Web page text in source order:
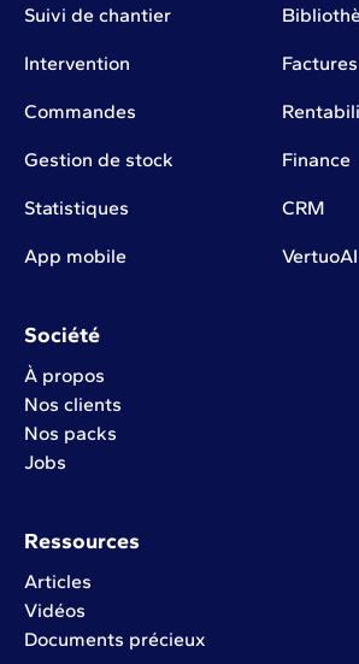
Suivi de chantier
Intervention Factures
Commandes
Gestion de stock Finance
Statistiques CRM
App mobile VertuoAI
Société
À propos
Nos clients
Nos packs
Jobs
Ressources
Articles
Vidéos
Documents précieux